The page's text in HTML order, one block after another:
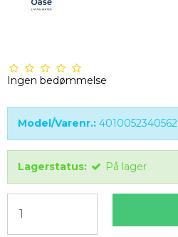
Ingen bedømmelse
Model/Varenr.: 4010052340562
Lagerstatus: På lager